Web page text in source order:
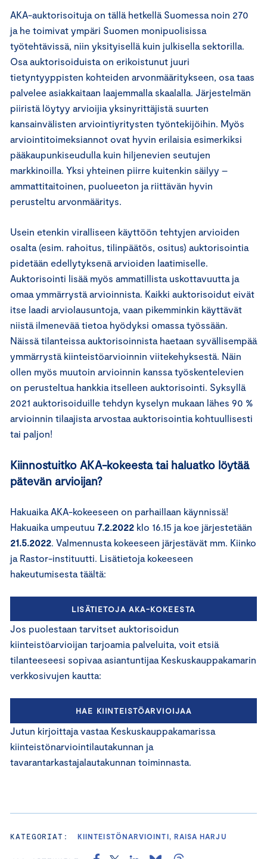
AKA-auktorisoituja on tällä hetkellä Suomessa noin 270
ja he toimivat ympäri Suomen monipuolisissa
työtehtävissä, niin yksityisellä kuin julkisella sektorilla.
Osa auktorisoiduista on erikoistunut juuri
tietyntyyppisten kohteiden arvonmääritykseen, osa taas
palvelee asiakkaitaan laajemmalla skaalalla. Järjestelmän
piiristä löytyy arvioijia yksinyrittäjistä suurten
kansainvälisten arviointiyritysten työntekijöihin. Myös
arviointitoimeksiannot ovat hyvin erilaisia esimerkiksi
pääkaupunkiseudulla kuin hiljenevien seutujen
markkinoilla. Yksi yhteinen piirre kuitenkin säilyy –
ammattitaitoinen, puolueeton ja riittävän hyvin
perusteltu arvonmääritys.
Usein etenkin viralliseen käyttöön tehtyjen arvioiden
osalta (esim. rahoitus, tilinpäätös, ositus) auktorisointia
pidetään edellytyksenä arvioiden laatimiselle.
Auktorisointi lisää myös ammatillista uskottavuutta ja
omaa ymmärrystä arvioinnista. Kaikki auktorisoidut eivät
itse laadi arviolausuntoja, vaan pikemminkin käyttävät
niistä ilmenevää tietoa hyödyksi omassa työssään.
Näissä tilanteissa auktorisoinnista haetaan syvällisempää
ymmärrystä kiinteistöarvioinnin viitekehyksestä. Näin
ollen myös muutoin arvioinnin kanssa työskentelevien
on perusteltua hankkia itselleen auktorisointi. Syksyllä
2021 auktorisoiduille tehdyn kyselyn mukaan lähes 90 %
arvioinnin tilaajista arvostaa auktorisointia kohtuullisesti
tai paljon!
Kiinnostuitko AKA-kokeesta tai haluatko löytää
pätevän arvioijan?
Hakuaika AKA-kokeeseen on parhaillaan käynnissä!
Hakuaika umpeutuu 7.2.2022 klo 16.15 ja koe järjestetään
21.5.2022. Valmennusta kokeeseen järjestävät mm. Kiinko
ja Rastor-instituutti. Lisätietoja kokeeseen
hakeutumisesta täältä:
LISÄTIETOJA AKA-KOKEESTA
Jos puolestaan tarvitset auktorisoidun
kiinteistöarvioijan tarjoamia palveluita, voit etsiä
tilanteeseesi sopivaa asiantuntijaa Keskuskauppakamarin
verkkosivujen kautta:
HAE KIINTEISTÖARVIOIJAA
Jutun kirjoittaja vastaa Keskuskauppakamarissa
kiinteistönarviointilautakunnan ja
tavarantarkastajalautakunnan toiminnasta.
KATEGORIAT: KIINTEISTÖNARVIOINTI, RAISA HARJU